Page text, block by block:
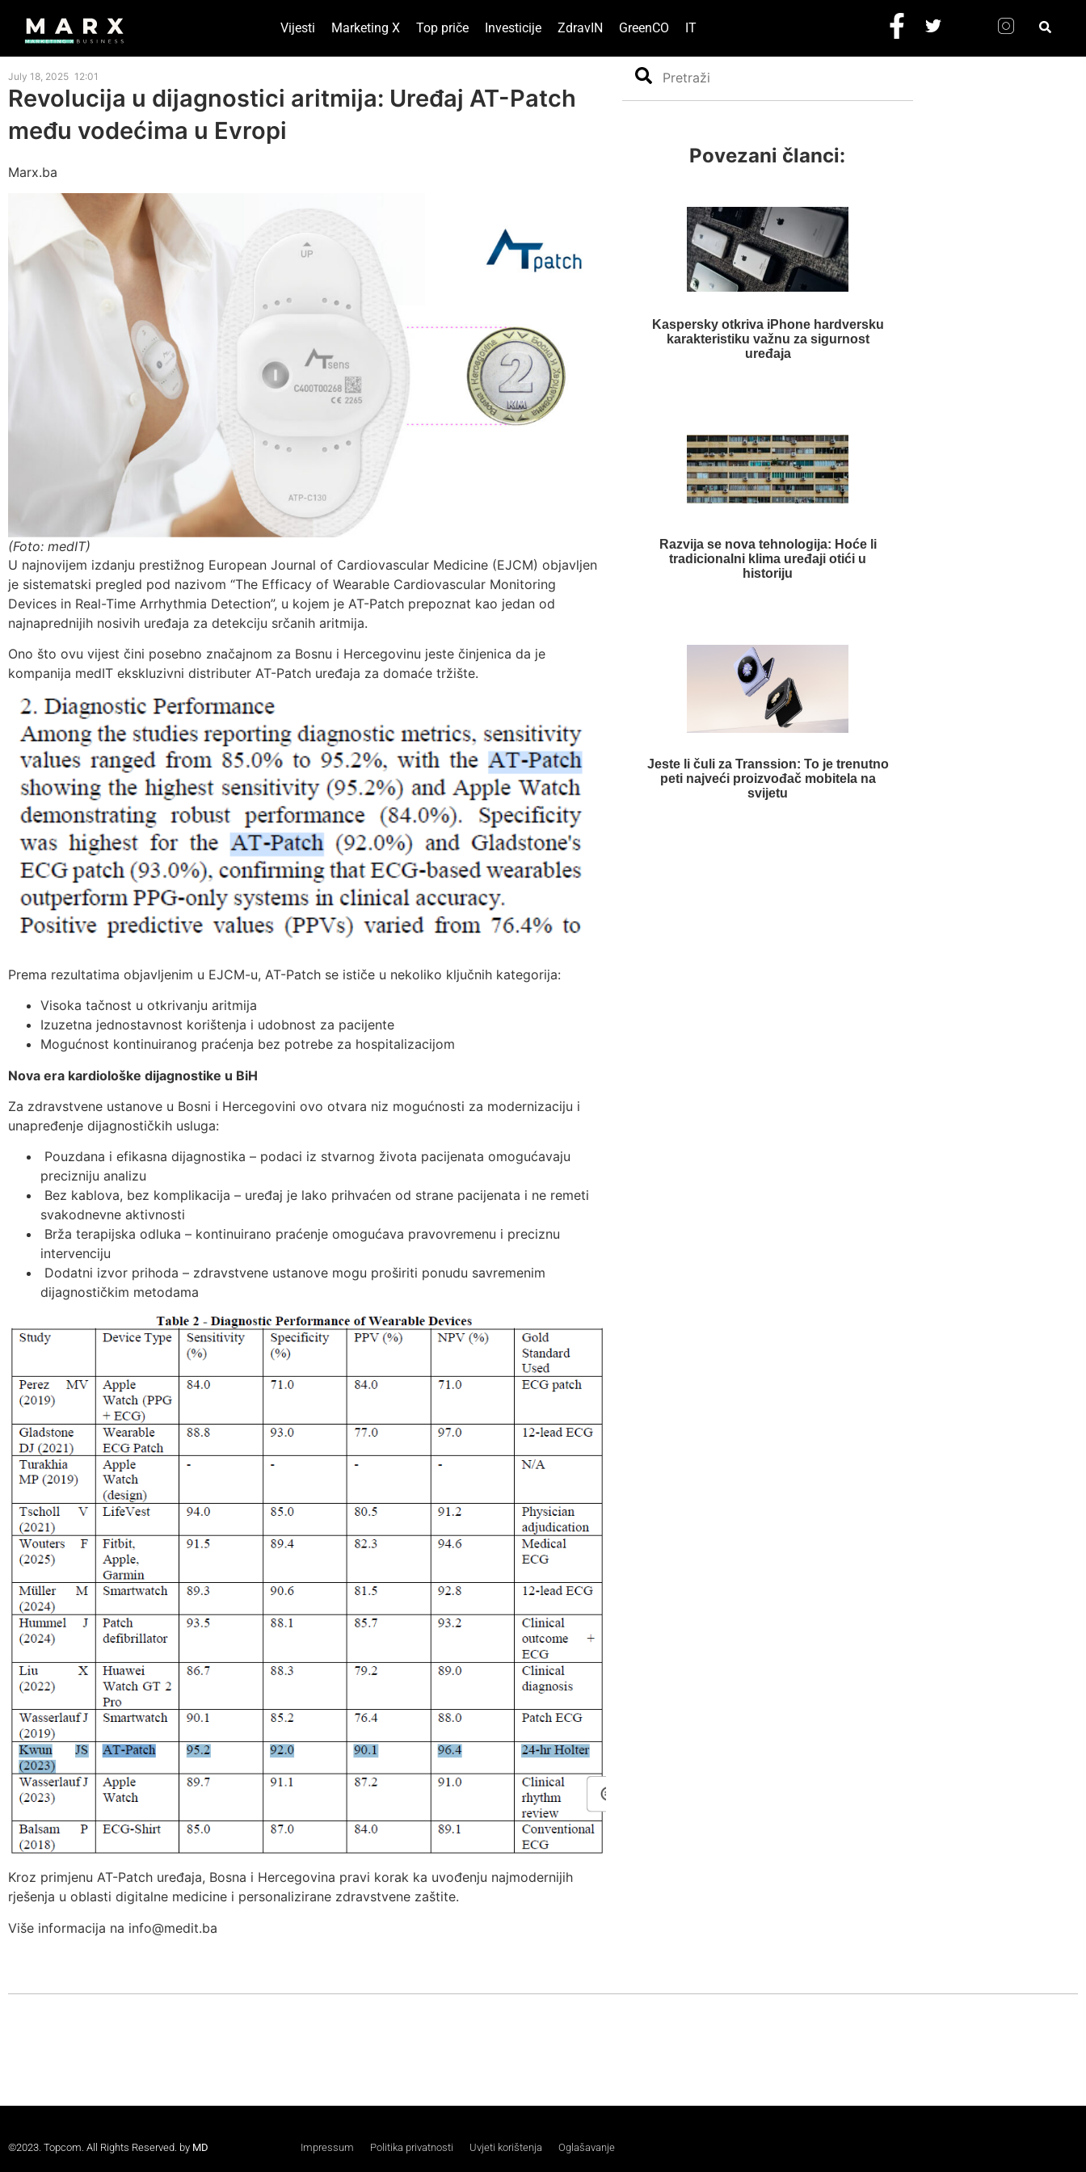
Vijesti Marketing X Top priče Investicije ZdravIN GreenCO IT
July 18, 2025 12:01
Revolucija u dijagnostici aritmija: Uređaj AT-Patch
među vodećima u Evropi
Marx.ba
(Foto: medIT)
U najnovijem izdanju prestižnog European Journal of Cardiovascular Medicine (EJCM) objavljen
je sistematski pregled pod nazivom “The Efficacy of Wearable Cardiovascular Monitoring
Devices in Real-Time Arrhythmia Detection”, u kojem je AT-Patch prepoznat kao jedan od
najnaprednijih nosivih uređaja za detekciju srčanih aritmija.
Ono što ovu vijest čini posebno značajnom za Bosnu i Hercegovinu jeste činjenica da je
kompanija medIT ekskluzivni distributer AT-Patch uređaja za domaće tržište.
Prema rezultatima objavljenim u EJCM-u, AT-Patch se ističe u nekoliko ključnih kategorija:
Visoka tačnost u otkrivanju aritmija
Izuzetna jednostavnost korištenja i udobnost za pacijente
Mogućnost kontinuiranog praćenja bez potrebe za hospitalizacijom
Nova era kardiološke dijagnostike u BiH
Za zdravstvene ustanove u Bosni i Hercegovini ovo otvara niz mogućnosti za modernizaciju i
unapređenje dijagnostičkih usluga:
Pouzdana i efikasna dijagnostika – podaci iz stvarnog života pacijenata omogućavaju
precizniju analizu
Bez kablova, bez komplikacija – uređaj je lako prihvaćen od strane pacijenata i ne remeti
svakodnevne aktivnosti
Brža terapijska odluka – kontinuirano praćenje omogućava pravovremenu i preciznu
intervenciju
Dodatni izvor prihoda – zdravstvene ustanove mogu proširiti ponudu savremenim
dijagnostičkim metodama
Kroz primjenu AT-Patch uređaja, Bosna i Hercegovina pravi korak ka uvođenju najmodernijih
rješenja u oblasti digitalne medicine i personalizirane zdravstvene zaštite.
Više informacija na info@medit.ba
Search
Povezani članci:
Kaspersky otkriva iPhone hardversku
karakteristiku važnu za sigurnost
uređaja
Razvija se nova tehnologija: Hoće li
tradicionalni klima uređaji otići u
historiju
Jeste li čuli za Transsion: To je trenutno
peti najveći proizvođač mobitela na
svijetu
©2023. Topcom. All Rights Reserved. by MD Impressum Politika privatnosti Uvjeti korištenja Oglašavanje